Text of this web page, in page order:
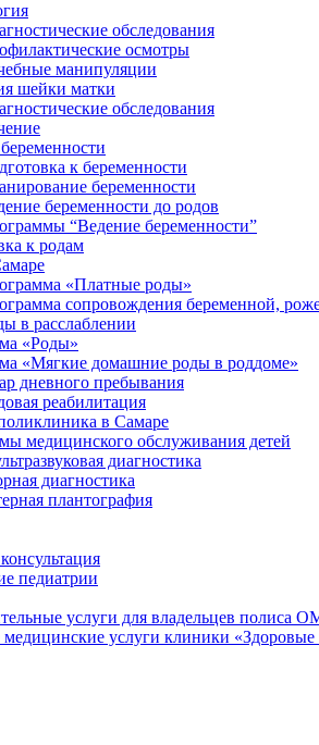
обследования
осмотры
манипуляции
шейки матки
обследования
к беременности
беременности
беременности до родов
“Ведение беременности”
к родам
«Платные роды»
сопровождения беременной,
в расслаблении
«Роды»
«Мягкие домашние роды в роддоме»
дневного пребывания
реабилитация
в Самаре
медицинского обслуживания детей
диагностика
диагностика
плантография
педиатрии
услуги для владельцев полиса
услуги клиники «Здоровые